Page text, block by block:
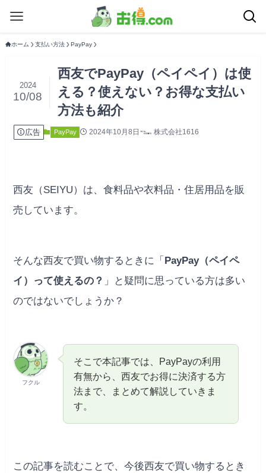
ホーム 支払い方法 PayPay
西友でPayPay（ペイペイ）は使
える？使えない？お得な支払い
方法も紹介
2024
10/08
広告 PayPay 2024年10月8日 株式会社1616
西友（SEIYU）は、食料品や衣料品・住居用品を販
売しています。
そんな西友で買い物するときに「 PayPay（ペイペ
イ）って使えるの？ 」と疑問に思っている方は多い
のではないでしょうか？
フクル
そこで本記事では、PayPayの利用
有無から、西友でお得に決済する方
法まで、まとめて解説していきま
す。
この記事を読むことで、今後西友で買い物するとき